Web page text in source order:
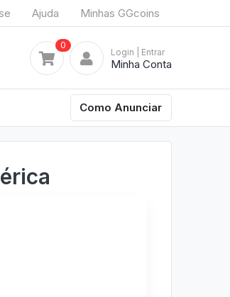
Ajuda Minhas GGcoins
0
Login | Entrar
Minha Conta
Como Anunciar